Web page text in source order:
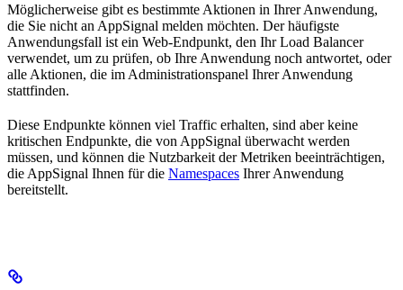
Möglicherweise gibt es bestimmte Aktionen in Ihrer Anwendung,
die Sie nicht an AppSignal melden möchten. Der häufigste
Anwendungsfall ist ein Web-Endpunkt, den Ihr Load Balancer
verwendet, um zu prüfen, ob Ihre Anwendung noch antwortet, oder
alle Aktionen, die im Administrationspanel Ihrer Anwendung
stattfinden.
Diese Endpunkte können viel Traffic erhalten, sind aber keine
kritischen Endpunkte, die von AppSignal überwacht werden
müssen, und können die Nutzbarkeit der Metriken beeinträchtigen,
die AppSignal Ihnen für die Namespaces Ihrer Anwendung
bereitstellt.